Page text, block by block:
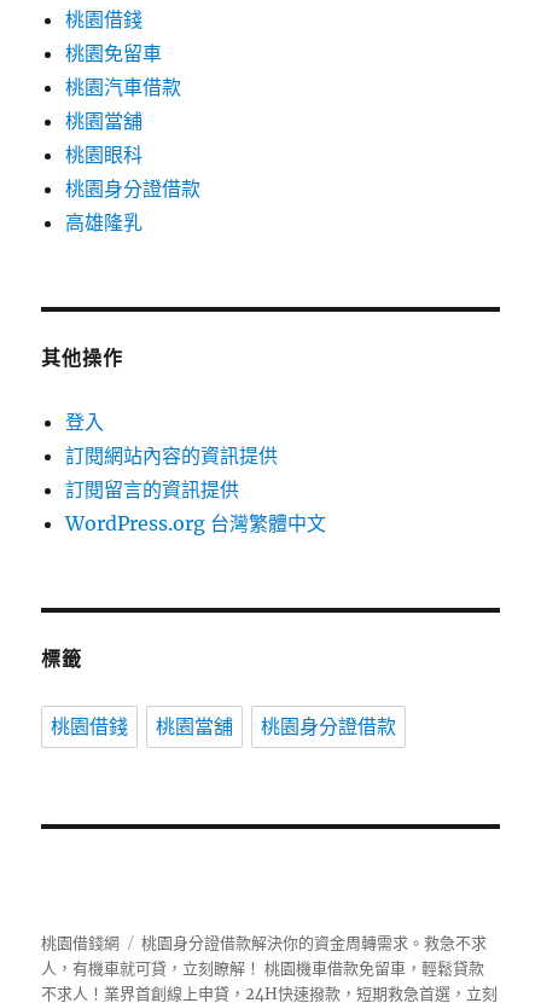
桃園借錢
桃園免留車
桃園汽車借款
桃園當舖
桃園眼科
桃園身分證借款
高雄隆乳
其他操作
登入
訂閱網站內容的資訊提供
訂閱留言的資訊提供
WordPress.org 台灣繁體中文
標籤
桃園借錢 桃園當舖 桃園身分證借款
桃園借錢網
桃園身分證借款解決你的資金周轉需求。救急不求
人，有機車就可貸，立刻瞭解！ 桃園機車借款免留車，輕鬆貸款
不求人！業界首創線上申貸，24H快速撥款，短期救急首選，立刻